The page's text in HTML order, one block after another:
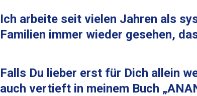
Ich arbeite seit vielen Jahren als
Familien immer wieder gesehen,
Falls Du lieber erst für Dich allein
auch vertieft in meinem Buch